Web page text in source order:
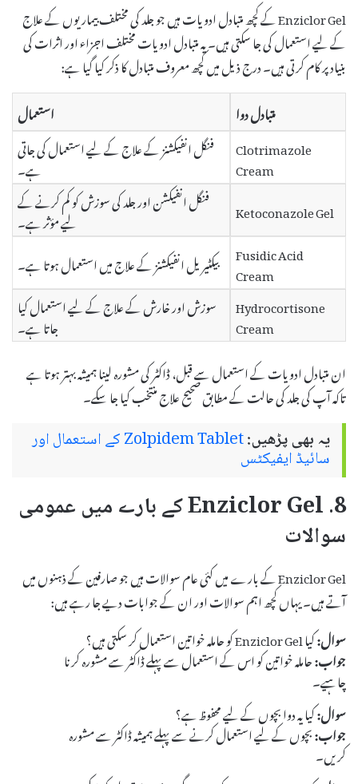
Enziclor Gel کے کچھ متبادل ادویات ہیں جو جلد کی مختلف بیماریوں کے علاج
کے لیے استعمال کی جا سکتی ہیں۔ یہ متبادل ادویات مختلف اجزاء اور اثرات کی
بنیاد پر کام کرتی ہیں۔ درج ذیل میں کچھ معروف متبادل کا ذکر کیا گیا ہے:
متبادل دوا
استعمال
Clotrimazole
Cream
فنگل انفیکشنز کے علاج کے لیے استعمال کی جاتی
ہے۔
Ketoconazole Gel
فنگل انفیکشن اور جلد کی سوزش کو کم کرنے کے
لیے مؤثر ہے۔
Fusidic Acid
Cream بیکٹیریل انفیکشنز کے علاج میں استعمال ہوتا ہے۔
Hydrocortisone
Cream
سوزش اور خارش کے علاج کے لیے استعمال کیا
جاتا ہے۔
ان متبادل ادویات کے استعمال سے قبل، ڈاکٹر کی مشورہ لینا ہمیشہ بہتر ہوتا ہے
تاکہ آپ کی جلد کی حالت کے مطابق صحیح علاج منتخب کیا جا سکے۔
یہ بھی پڑھیں: Zolpidem Tablet کے استعمال اور
سائیڈ ایفیکٹس
8. Enziclor Gel کے بارے میں عمومی
سوالات
Enziclor Gel کے بارے میں کئی عام سوالات ہیں جو صارفین کے ذہنوں میں
آتے ہیں۔ یہاں کچھ اہم سوالات اور ان کے جوابات دیے جا رہے ہیں:
سوال:کیا Enziclor Gel کو حاملہ خواتین استعمال کر سکتی ہیں؟
جواب:حاملہ خواتین کو اس کے استعمال سے پہلے ڈاکٹر سے مشورہ کرنا
چاہیے۔
سوال:کیا یہ دوا بچوں کے لیے محفوظ ہے؟
جواب:بچوں کے لیے استعمال کرنے سے پہلے ہمیشہ ڈاکٹر سے مشورہ
کریں۔